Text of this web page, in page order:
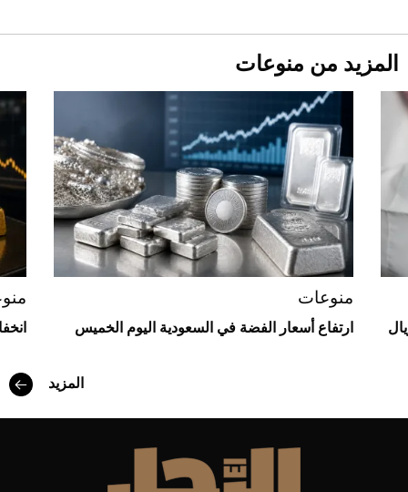
Aston Martin Valiant: على هوى الأبطال
أفضل تدريج للشعر الطويل لإطلالة جريئة وعصرية
المزيد من منوعات
منوعات
ارتفاع أسعار الفضة في السعودية اليوم الخميس
المزيد